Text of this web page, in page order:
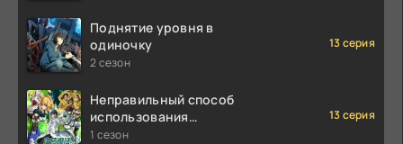
Поднятие уровня в
одиночку
2 сезон
13 серия
Неправильный способ
использования
исцеляющей магии
1 сезон
13 серия